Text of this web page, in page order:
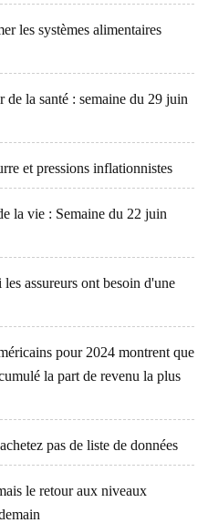
les systèmes alimentaires
de la santé : semaine du 29 juin
et pressions inflationnistes
la vie : Semaine du 22 juin
assureurs ont besoin d'une
pour 2024 montrent que
la part de revenu la plus
pas de liste de données
le retour aux niveaux